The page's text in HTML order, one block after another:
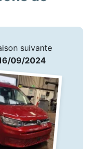
suivante
09/2024